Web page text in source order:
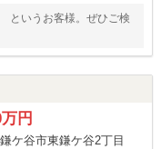
というお客様。ぜひご検
円
ケ谷市東鎌ケ谷2丁目